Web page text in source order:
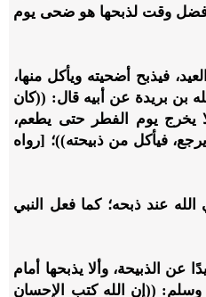
وقت لذبحها هو ضحى يوم
فيذبح أضحيته ويأكل منها،
بن بريدة عن أبيه قال: ((كان
يخرج يوم الفطر حتى يطعم،
فيأكل من ذبيحته))؛ [رواه
عند ذبحه؛ كما فعل النبي
عن الذبيحة، وألا يذبحها أمام
وسلم: ((إن الله كتب الإحسان